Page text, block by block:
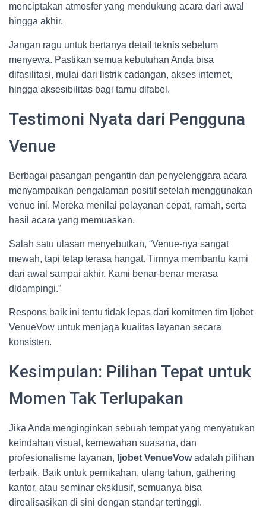
menciptakan atmosfer yang mendukung acara dari awal
hingga akhir.
Jangan ragu untuk bertanya detail teknis sebelum
menyewa. Pastikan semua kebutuhan Anda bisa
difasilitasi, mulai dari listrik cadangan, akses internet,
hingga aksesibilitas bagi tamu difabel.
Testimoni Nyata dari Pengguna
Venue
Berbagai pasangan pengantin dan penyelenggara acara
menyampaikan pengalaman positif setelah menggunakan
venue ini. Mereka menilai pelayanan cepat, ramah, serta
hasil acara yang memuaskan.
Salah satu ulasan menyebutkan, “Venue-nya sangat
mewah, tapi tetap terasa hangat. Timnya membantu kami
dari awal sampai akhir. Kami benar-benar merasa
didampingi.”
Respons baik ini tentu tidak lepas dari komitmen tim Ijobet
VenueVow untuk menjaga kualitas layanan secara
konsisten.
Kesimpulan: Pilihan Tepat untuk
Momen Tak Terlupakan
Jika Anda menginginkan sebuah tempat yang menyatukan
keindahan visual, kemewahan suasana, dan
profesionalisme layanan, Ijobet VenueVowadalah pilihan
terbaik. Baik untuk pernikahan, ulang tahun, gathering
kantor, atau seminar eksklusif, semuanya bisa
direalisasikan di sini dengan standar tertinggi.